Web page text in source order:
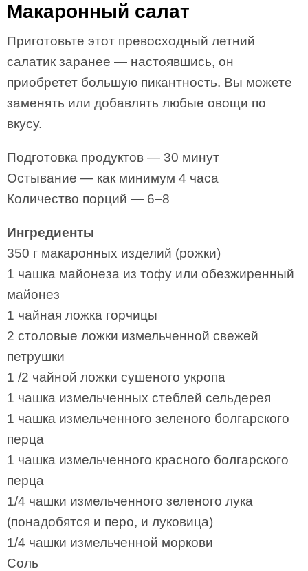
Макаронный салат
Приготовьте этот превосходный летний
салатик заранее — настоявшись, он
приобретет большую пикантность. Вы можете
заменять или добавлять любые овощи по
вкусу.
Подготовка продуктов — 30 минут
Остывание — как минимум 4 часа
Количество порций — 6–8
Ингредиенты
350 г макаронных изделий (рожки)
1 чашка майонеза из тофу или обезжиренный
майонез
1 чайная ложка горчицы
2 столовые ложки измельченной свежей
петрушки
1 /2 чайной ложки сушеного укропа
1 чашка измельченных стеблей сельдерея
1 чашка измельченного зеленого болгарского
перца
1 чашка измельченного красного болгарского
перца
1/4 чашки измельченного зеленого лука
(понадобятся и перо, и луковица)
1/4 чашки измельченной моркови
Соль